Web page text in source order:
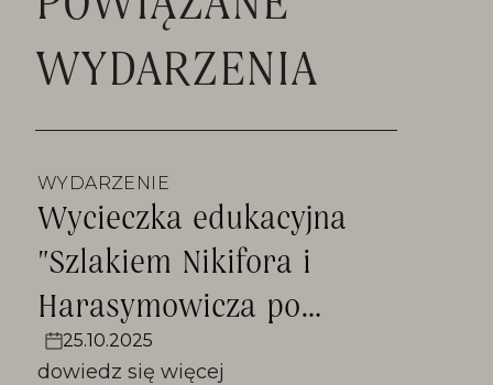
WYDARZENIA
WYDARZENIE
Wycieczka edukacyjna
"Szlakiem Nikifora i
Harasymowicza po
Łemkowszczyźnie"
25.10.2025
dowiedz się więcej